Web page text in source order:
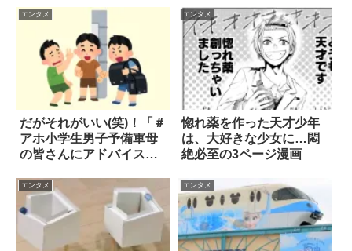
エンタメ
だがそれがいい(笑)！「＃
アホ小学生男子予備軍母
の皆さんにアドバイス」
エンタメ
惚れ薬を作った天才少年
は、大好きな少女に…悶
絶必至の3ページ漫画
エンタメ エンタメ